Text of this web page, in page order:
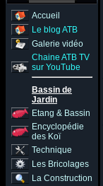
Accueil
Le blog ATB
Galerie vidéo
Chaine ATB TV
sur YouTube
Bassin de
Jardin
Etang & Bassin
Encyclopédie
des Koï
Technique
Les Bricolages
La Construction